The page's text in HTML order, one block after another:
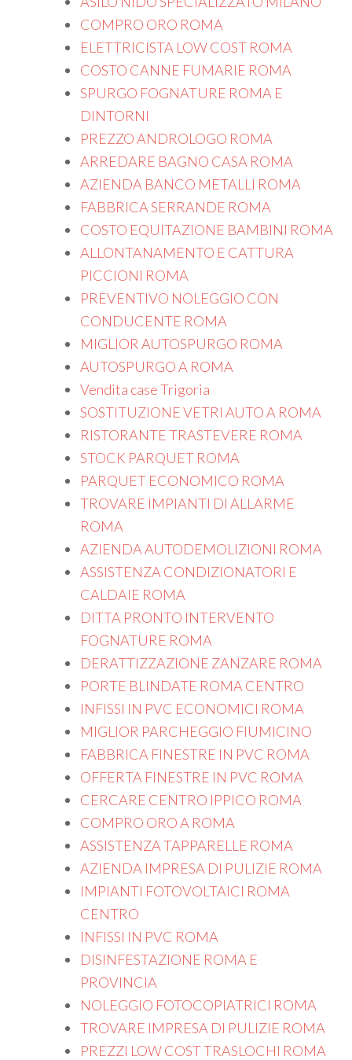
COMPRO ORO ROMA
ELETTRICISTA LOW COST ROMA
COSTO CANNE FUMARIE ROMA
SPURGO FOGNATURE ROMA E
DINTORNI
PREZZO ANDROLOGO ROMA
ARREDARE BAGNO CASA ROMA
AZIENDA BANCO METALLI ROMA
FABBRICA SERRANDE ROMA
COSTO EQUITAZIONE BAMBINI ROMA
ALLONTANAMENTO E CATTURA
PICCIONI ROMA
PREVENTIVO NOLEGGIO CON
CONDUCENTE ROMA
MIGLIOR AUTOSPURGO ROMA
AUTOSPURGO A ROMA
Vendita case Trigoria
SOSTITUZIONE VETRI AUTO A ROMA
RISTORANTE TRASTEVERE ROMA
STOCK PARQUET ROMA
PARQUET ECONOMICO ROMA
TROVARE IMPIANTI DI ALLARME
ROMA
AZIENDA AUTODEMOLIZIONI ROMA
ASSISTENZA CONDIZIONATORI E
CALDAIE ROMA
DITTA PRONTO INTERVENTO
FOGNATURE ROMA
DERATTIZZAZIONE ZANZARE ROMA
PORTE BLINDATE ROMA CENTRO
INFISSI IN PVC ECONOMICI ROMA
MIGLIOR PARCHEGGIO FIUMICINO
FABBRICA FINESTRE IN PVC ROMA
OFFERTA FINESTRE IN PVC ROMA
CERCARE CENTRO IPPICO ROMA
COMPRO ORO A ROMA
ASSISTENZA TAPPARELLE ROMA
AZIENDA IMPRESA DI PULIZIE ROMA
IMPIANTI FOTOVOLTAICI ROMA
CENTRO
INFISSI IN PVC ROMA
DISINFESTAZIONE ROMA E
PROVINCIA
NOLEGGIO FOTOCOPIATRICI ROMA
TROVARE IMPRESA DI PULIZIE ROMA
PREZZI LOW COST TRASLOCHI ROMA